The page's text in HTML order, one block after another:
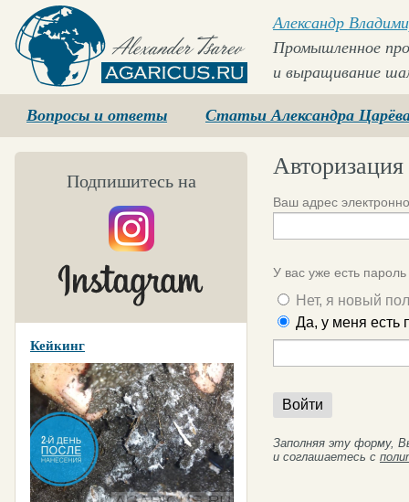
Agaricus.ru
Александр
Промышленное
и выращивание
Вопросы и ответы Статьи Александра
Подпишитесь на
Кейкинг
Авторизация
Ваш адрес
У вас уже есть
Нет, я новый
Да, у меня есть
Заполняя эту форму,
и соглашаетесь с